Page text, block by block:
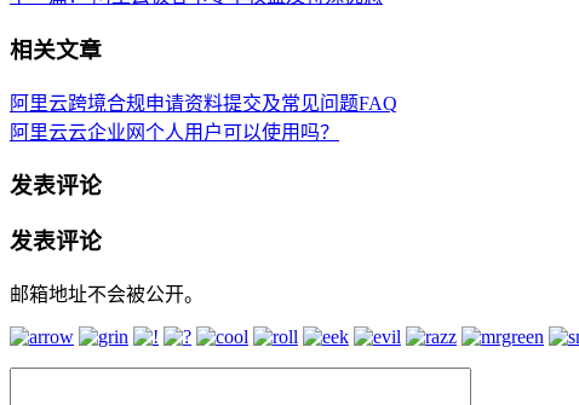
相关文章
阿里云跨境合规申请资料提交及常见问题FAQ
阿里云云企业网个人用户可以使用吗？
发表评论
发表评论
邮箱地址不会被公开。